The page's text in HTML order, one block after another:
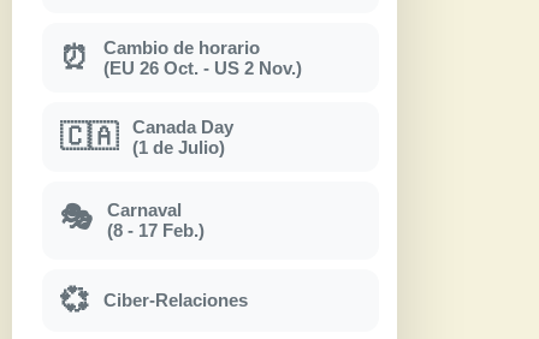
⏰
Cambio de horario
(EU 26 Oct. - US 2 Nov.)
🇨🇦
Canada Day
(1 de Julio)
🎭
Carnaval
(8 - 17 Feb.)
💞 Ciber-Relaciones